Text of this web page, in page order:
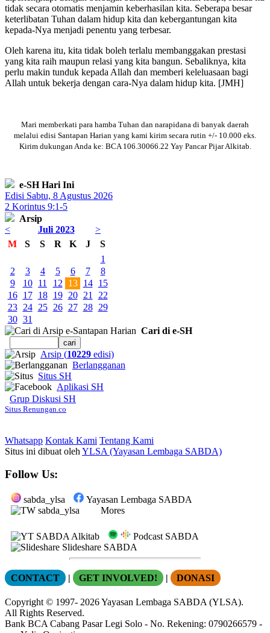
tidak secara otomatis menjamin keberhasilan kita. Seberapa besar
keterlibatan Tuhan dalam hidup kita dan kebergantungan kita
kepada-Nya menjadi penentu yang terbesar.
Oleh karena itu, kita tidak boleh terlalu membanggakan prestasi
yang kita raih maupun relasi yang kita bangun. Sebaliknya, kita
perlu makin tunduk kepada Allah dan memberi keleluasaan bagi
Allah untuk bekerja dengan cara-Nya dalam hidup kita. [JMH]
Mari memberkati para hamba Tuhan dan narapidana di banyak daerah
melalui edisi Santapan Harian yang kami kirim secara rutin +/- 10.000 eks.
Kirim dukungan Anda ke: BCA 106.30066.22 Yay Pancar Pijar Alkitab.
e-SH Hari Ini
Edisi Sabtu, 8 Agustus 2026
2 Korintus 9:1-5
Arsip
<
Juli 2023
>
M
S S R K J
S
1
2
3 4 5 6 7
8
9
10 11 12 13 14
15
16
17 18 19 20 21 22
23 24 25 26 27 28 29
30 31
Cari di e-SH
Arsip (10229 edisi)
Berlangganan
Situs SH
Aplikasi SH
Grup Diskusi SH
Situs Renungan.co
Whatsapp Kontak Kami Tentang Kami
Situs ini dibuat oleh YLSA (Yayasan Lembaga SABDA)
Follow Us:
sabda_ylsa
Yayasan Lembaga SABDA
sabda_ylsa
Mores
SABDA Alkitab
Podcast SABDA
Slideshare SABDA
CONTACT GET INVOLVED! DONASI
Copyright © 1997- 2026Yayasan Lembaga SABDA (YLSA).
All Rights Reserved.
Bank BCA Cabang Pasar Legi Solo - No. Rekening: 0790266579 -